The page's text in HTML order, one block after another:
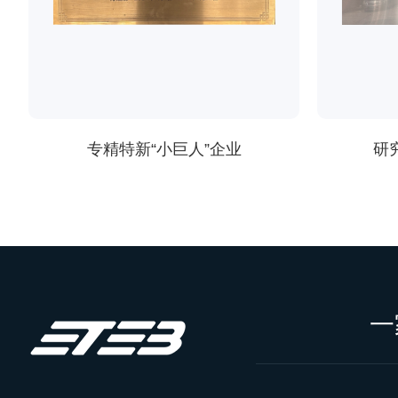
专精特新“小巨人”企业 研